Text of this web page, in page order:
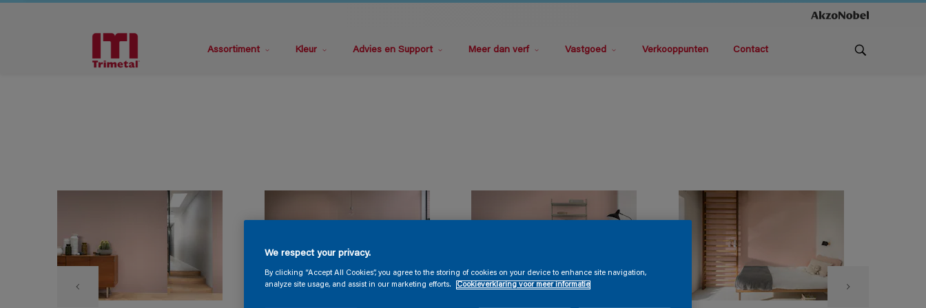
Assortiment Kleur Advies en Support Meer dan verf Vastgoed Verkooppunten Contact
We respect your privacy.
By clicking “Accept All Cookies”, you agree to the storing of cookies on your device to enhance site navigation,
analyze site usage, and assist in our marketing efforts.
Cookieverklaring voor meer informatie